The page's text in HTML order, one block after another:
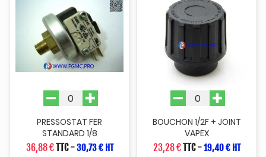
PRESSOSTAT FER
STANDARD 1/8
36,88 €TTC-30,73 € HT
BOUCHON 1/2F + JOINT
VAPEX
23,28 €TTC-19,40 € HT